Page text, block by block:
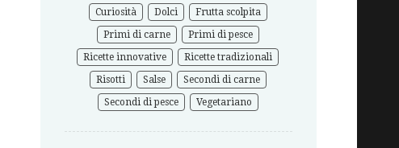
Curiosità
Dolci
Frutta scolpita
Primi di carne
Primi di pesce
Ricette innovative
Ricette tradizionali
Risotti
Salse
Secondi di carne
Secondi di pesce
Vegetariano